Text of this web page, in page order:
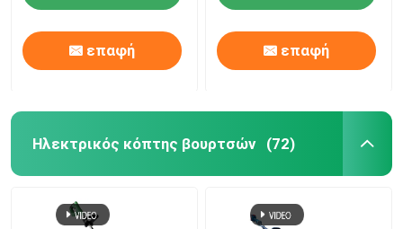
επαφή επαφή
Ηλεκτρικός κόπτης βουρτσών (72)